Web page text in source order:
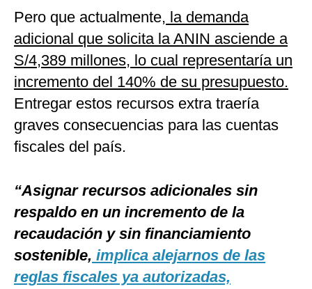
Pero que actualmente, la demanda
adicional que solicita la ANIN asciende a
S/4,389 millones, lo cual representaría un
incremento del 140% de su presupuesto.
Entregar estos recursos extra traería
graves consecuencias para las cuentas
fiscales del país.
“Asignar recursos adicionales sin
respaldo en un incremento de la
recaudación y sin financiamiento
sostenible, implica alejarnos de las
reglas fiscales ya autorizadas,